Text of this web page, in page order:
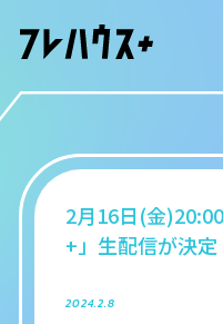
2月16日(金
+」生配信が決定
2024.2.8